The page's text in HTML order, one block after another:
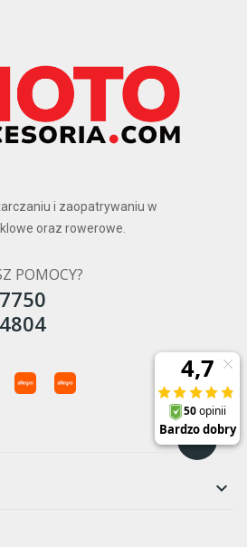
i zaopatrywaniu w
oraz rowerowe.
POMOCY?

